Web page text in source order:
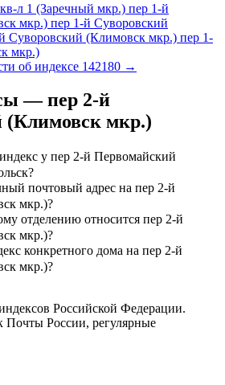
кв-л 1 (Заречный мкр.) пер 1-й
мкр.) пер 1-й Суворовский
Суворовский (Климовск мкр.) пер 1-
мкр.)
об индексе 142180 →
— пер 2-й
(Климовск мкр.)
у пер 2-й Первомайский
почтовый адрес на пер 2-й
мкр.)?
отделению относится пер 2-й
мкр.)?
конкретного дома на пер 2-й
мкр.)?
Российской Федерации.
Почты России, регулярные